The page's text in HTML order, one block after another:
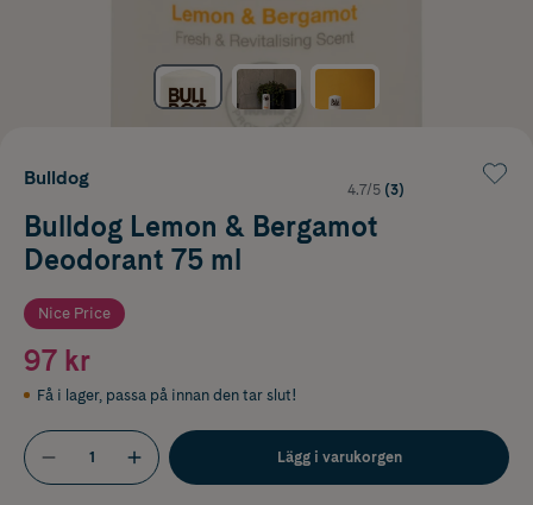
Bulldog
4.7/5 (3)
Bulldog Lemon & Bergamot
Deodorant 75 ml
Nice Price
97 kr
Få i lager, passa på innan den tar slut!
Lägg i varukorgen